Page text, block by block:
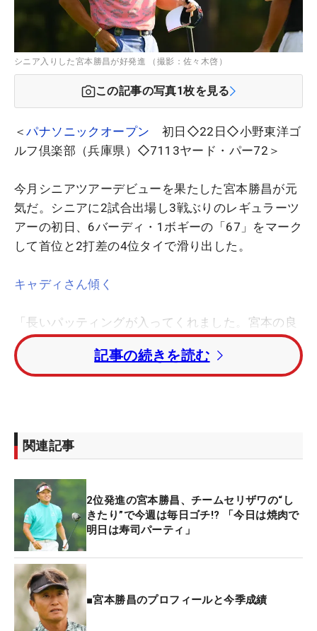
シニア入りした宮本勝昌が好発進 （撮影：佐々木啓）
この記事の写真1枚を見る
＜パナソニックオープン 初日◇22日◇小野東洋ゴ
ルフ倶楽部（兵庫県）◇7113ヤード・パー72＞
今月シニアツアーデビューを果たした宮本勝昌が元
気だ。シニアに2試合出場し3戦ぶりのレギュラーツ
アーの初日、6バーディ・1ボギーの「67」をマーク
して首位と2打差の4位タイで滑り出した。
キャディさん傾く
「長いパッティングが入ってくれました。宮本の良
さが出ました（笑）」とアウトから出た宮本は5番
パー5でバーディ先行とすると7番からは3連続バー
ディを奪うなど流れに乗った。「パットが入るとア
ととまらないパットが冴えた。
のシード選手として20代の若手にまじってレギュラ
ーを戦う。「JAPAN PLAYERS CHAMPIONSHIP by サ
トウ食品」で優勝争いを演じて3位タイに入るな
ど、まだまだ衰え知らず。
今月からシニアデビューを果たし「コマツシニア」
6位タイ、「 日本シニアオープン
」7位タイに入って
いる。「やることはいつも変わらない。たまたま先
記事の続きを読む
関連記事
2位発進の宮本勝昌、チームセリザワの“し
きたり”で今週は毎日ゴチ!? 「今日は焼肉で
明日は寿司パーティ」
■宮本勝昌のプロフィールと今季成績